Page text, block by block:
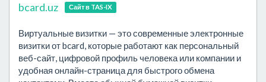
bcard.uz Сайт в TAS-IX
Виртуальные визитки — это современные электронные
визитки от bcard, которые работают как персональный
веб-сайт, цифровой профиль человека или компании и
удобная онлайн-страница для быстрого обмена